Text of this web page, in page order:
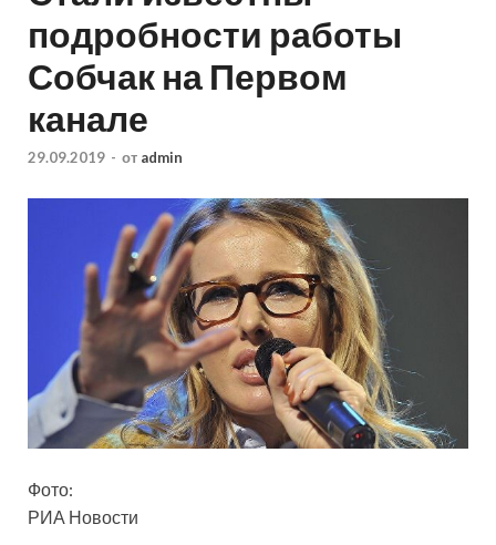
подробности работы
Собчак на Первом
канале
29.09.2019 - от admin
Фото:
РИА Новости